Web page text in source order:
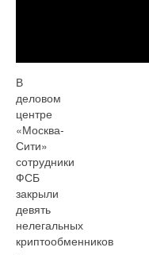
В
деловом
центре
«Москва-
Сити»
сотрудники
ФСБ
закрыли
девять
нелегальных
криптообменников